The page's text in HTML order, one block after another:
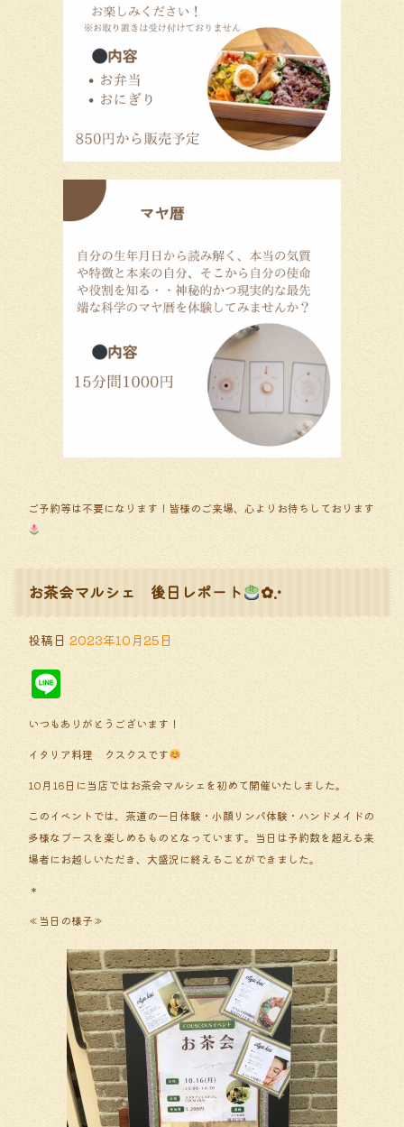
ご予約等は不要になります！皆様のご来場、心よりお待ちしております
お茶会マルシェ 後日レポート ✿.•
投稿日 2023年10月25日
いつもありがとうございます！
イタリア料理 クスクスです
10月16日に当店ではお茶会マルシェを初めて開催いたしました。
このイベントでは、茶道の一日体験・小顔リンパ体験・ハンドメイドの
多様なブースを楽しめるものとなっています。当日は予約数を超える来
場者にお越しいただき、大盛況に終えることができました。
＊
≪当日の様子≫